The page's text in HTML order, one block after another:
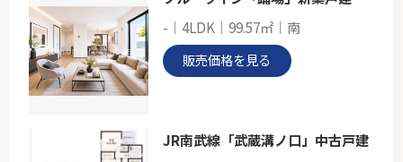
-
113.22㎡
-｜4LDK｜99.57㎡｜南
販売価格を見る
JR南武線「武蔵溝ノ口」中古戸建